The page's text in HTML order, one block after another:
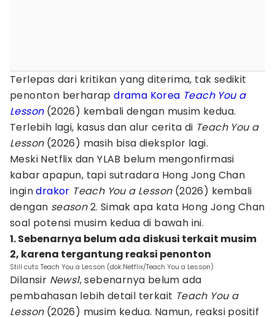
Terlepas dari kritikan yang diterima, tak sedikit
penonton berharapdrama Korea Teach You a
Lesson (2026) kembali dengan musim kedua.
Terlebih lagi, kasus dan alur cerita di Teach You a
Lesson (2026) masih bisa dieksplor lagi.
Meski Netflix dan YLAB belum mengonfirmasi
kabar apapun, tapi sutradara Hong Jong Chan
ingindrakor Teach You a Lesson (2026) kembali
dengan season2. Simak apa kata Hong Jong Chan
soal potensi musim kedua di bawah ini.
1. Sebenarnya belum ada diskusi terkait musim
2, karena tergantung reaksi penonton
Still cuts Teach You a Lesson (dok.Netflix/Teach You a Lesson)
Dilansir News1, sebenarnya belum ada
pembahasan lebih detail terkait Teach You a
Lesson (2026) musim kedua. Namun, reaksi positif